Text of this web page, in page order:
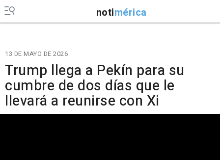
notimérica
13 DE MAYO DE 2026
Trump llega a Pekín para su
cumbre de dos días que le
llevará a reunirse con Xi